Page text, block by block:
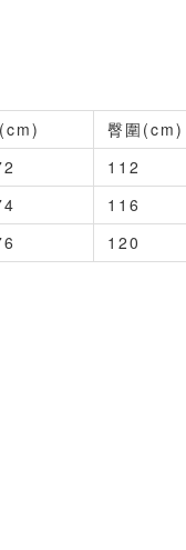
臀圍(cm)
112
116
120